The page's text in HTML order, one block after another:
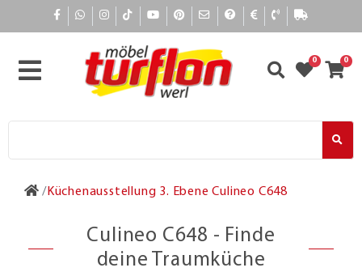
0 0
Küchenausstellung 3. Ebene Culineo C648
Culineo C648 - Finde
deine Traumküche